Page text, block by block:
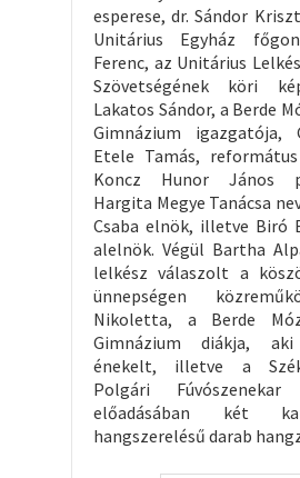
esperese, dr. Sándor
Unitárius Egyház
Ferenc, az Unitárius
Szövetségének köri
Lakatos Sándor, a Berde
Gimnázium igazgatója,
Etele Tamás,
Koncz Hunor János
Hargita Megye Tanácsa
Csaba elnök, illetve Biró
alelnök. Végül Bartha
lelkész válaszolt a
ünnepségen
Nikoletta, a Berde
Gimnázium diákja,
énekelt, illetve a
Polgári
előadásában két
hangszerelésű darab